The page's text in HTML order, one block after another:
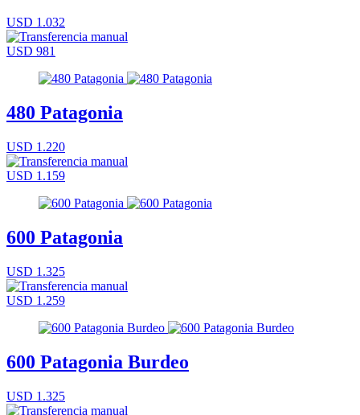
USD 1.032
USD 981
480 Patagonia
USD 1.220
USD 1.159
600 Patagonia
USD 1.325
USD 1.259
600 Patagonia Burdeo
USD 1.325